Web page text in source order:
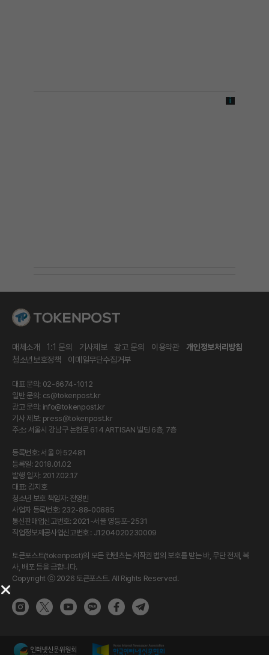
매체소개 1:1 문의 기사제보 광고 문의 이용약관
개인정보처리방침
청소년보호정책
이메일무단수집거부
대표 문의: 02-6674-1012
일반 문의: cs@tokenpost.kr
광고 문의: info@tokenpost.kr
기사 제보: press@tokenpost.kr
주소: 서울시 강남구 논현로 614 ARTISAN 빌딩 6층, 7층
등록번호: 서울 아 52481
등록일: 2018.01.02
발행 일자: 2017.02.17
대표: 김지호
청소년 보호 책임자: 전영빈
사업자 등록번호: 232-88-00885
통신판매업신고번호: 2021-서울 영등포-2531
직업정보제공사업신고번호 : J1204020230009
토큰포스트(tokenpost)의 모든 컨텐츠는 저작권 법의 보호를 받는 바, 무단 전재, 복
사, 배포 등을 금합니다.
Copyright ⓒ 2026 토큰포스트. All Rights Reserved.